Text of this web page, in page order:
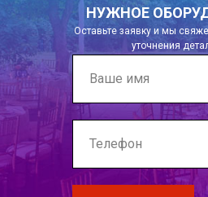
НУЖНОЕ
Оставьте заявку и мы
уточнения